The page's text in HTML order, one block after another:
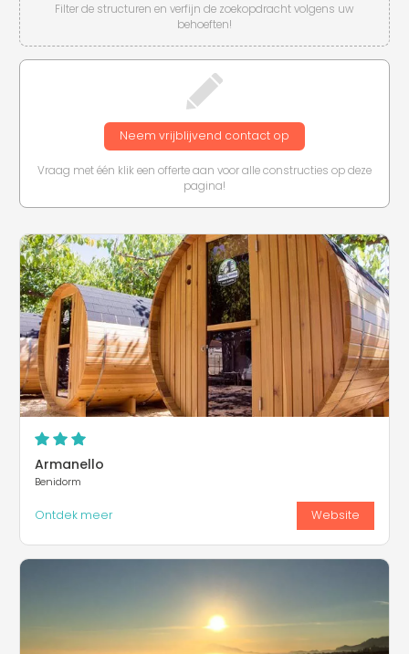
Filter de structuren en verfijn de zoekopdracht volgens uw
behoeften!
Neem vrijblijvend contact op
Vraag met één klik een offerte aan voor alle constructies op deze
pagina!
Armanello
Benidorm
Ontdek meer Website